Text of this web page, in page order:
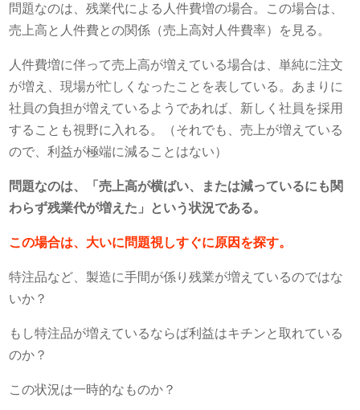
問題なのは、残業代による人件費増の場合。この場合は、
売上高と人件費との関係（売上高対人件費率）を見る。
人件費増に伴って売上高が増えている場合は、単純に注文
が増え、現場が忙しくなったことを表している。あまりに
社員の負担が増えているようであれば、新しく社員を採用
することも視野に入れる。（それでも、売上が増えている
ので、利益が極端に減ることはない）
問題なのは、「売上高が横ばい、または減っているにも関
わらず残業代が増えた」という状況である。
この場合は、大いに問題視しすぐに原因を探す。
特注品など、製造に手間が係り残業が増えているのではな
いか？
もし特注品が増えているならば利益はキチンと取れている
のか？
この状況は一時的なものか？